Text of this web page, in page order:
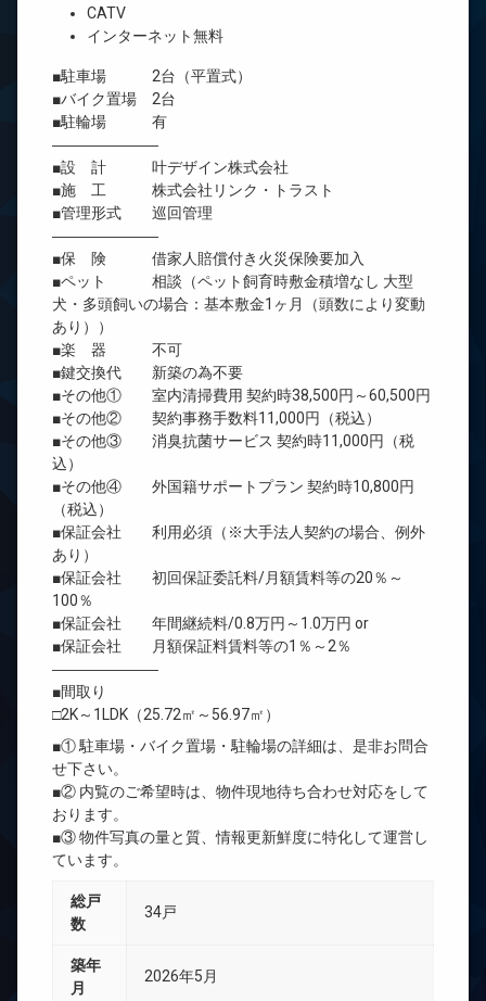
CATV
インターネット無料
■駐車場 2台（平置式）
■バイク置場 2台
■駐輪場 有
―――――――
■設 計 叶デザイン株式会社
■施 工 株式会社リンク・トラスト
■管理形式 巡回管理
―――――――
■保 険 借家人賠償付き火災保険要加入
■ペット 相談（ペット飼育時敷金積増なし 大型
犬・多頭飼いの場合：基本敷金1ヶ月（頭数により変動
あり））
■楽 器 不可
■鍵交換代 新築の為不要
■その他① 室内清掃費用 契約時38,500円～60,500円
■その他② 契約事務手数料11,000円（税込）
■その他③ 消臭抗菌サービス 契約時11,000円（税
込）
■その他④ 外国籍サポートプラン 契約時10,800円
（税込）
■保証会社 利用必須（※大手法人契約の場合、例外
あり）
■保証会社 初回保証委託料/月額賃料等の20％～
100％
■保証会社 年間継続料/0.8万円～1.0万円 or
■保証会社 月額保証料賃料等の1％～2％
―――――――
■間取り
□2K～1LDK（25.72㎡～56.97㎡）
■① 駐車場・バイク置場・駐輪場の詳細は、是非お問合
せ下さい。
■② 内覧のご希望時は、物件現地待ち合わせ対応をして
おります。
■③ 物件写真の量と質、情報更新鮮度に特化して運営し
ています。
総戸
数
34戸
築年
月
2026年5月